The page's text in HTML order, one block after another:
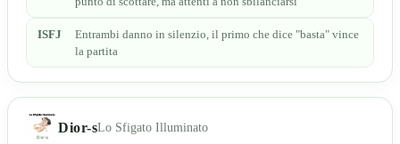
ISFJ
Entrambi danno in silenzio, il primo che dice "basta" vince
la partita
Dior-sLo Sfigato Illuminato